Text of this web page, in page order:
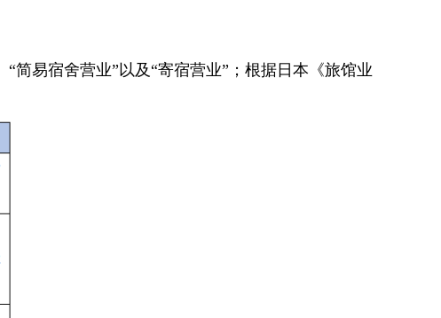
简易宿舍营业”以及“寄宿营业”；根据日本《旅馆业